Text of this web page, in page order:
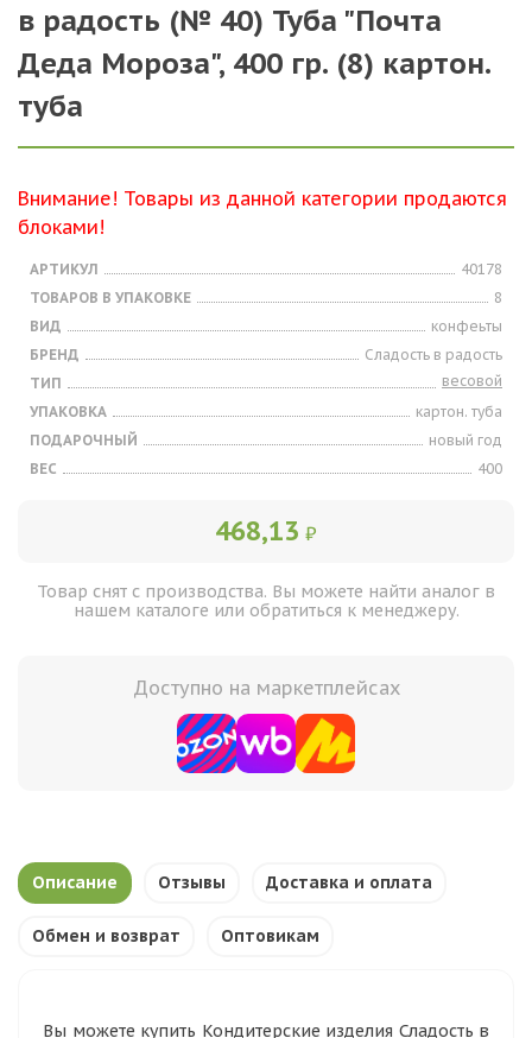
в радость (№ 40) Туба "Почта
Деда Мороза", 400 гр. (8) картон.
туба
Внимание! Товары из данной категории продаются
блоками!
АРТИКУЛ
40178
ТОВАРОВ В УПАКОВКЕ
8
ВИД
конфеьты
БРЕНД
Сладость в радость
ТИП
весовой
УПАКОВКА
картон. туба
ПОДАРОЧНЫЙ
новый год
ВЕС
400
468,13 ₽
Товар снят с производства. Вы можете найти аналог в
нашем каталоге или обратиться к менеджеру.
Доступно на маркетплейсах
Описание Отзывы Доставка и оплата
Обмен и возврат Оптовикам
Вы можете купить Кондитерские изделия Сладость в